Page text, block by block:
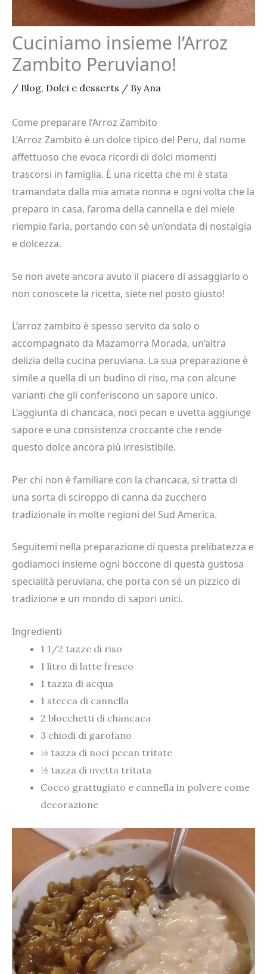
Cuciniamo insieme l’Arroz
Zambito Peruviano!
/ Blog, Dolci e desserts / ByAna
Come preparare l’Arroz Zambito
L’Arroz Zambito è un dolce tipico del Peru, dal nome
affettuoso che evoca ricordi di dolci momenti
trascorsi in famiglia. È una ricetta che mi è stata
tramandata dalla mia amata nonna e ogni volta che la
preparo in casa, l’aroma della cannella e del miele
riempie l’aria, portando con sé un’ondata di nostalgia
e dolcezza.
Se non avete ancora avuto il piacere di assaggiarlo o
non conoscete la ricetta, siete nel posto giusto!
L’arroz zambito è spesso servito da solo o
accompagnato da Mazamorra Morada, un’altra
delizia della cucina peruviana. La sua preparazione è
simile a quella di un budino di riso, ma con alcune
varianti che gli conferiscono un sapore unico.
L’aggiunta di chancaca, noci pecan e uvetta aggiunge
sapore e una consistenza croccante che rende
questo dolce ancora più irresistibile.
Per chi non è familiare con la chancaca, si tratta di
una sorta di sciroppo di canna da zucchero
tradizionale in molte regioni del Sud America.
Seguitemi nella preparazione di questa prelibatezza e
godiamoci insieme ogni boccone di questa gustosa
specialità peruviana, che porta con sé un pizzico di
tradizione e un mondo di sapori unici.
Ingredienti
1 1/2 tazze di riso
1 litro di latte fresco
1 tazza di acqua
1 stecca di cannella
2 blocchetti di chancaca
3 chiodi di garofano
½ tazza di noci pecan tritate
½ tazza di uvetta tritata
Cocco grattugiato e cannella in polvere come
decorazione